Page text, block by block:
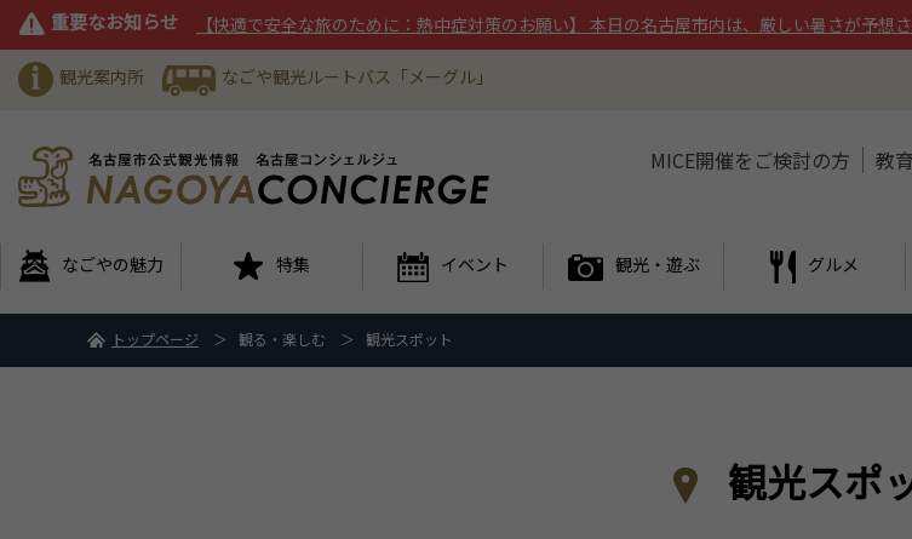
重要なお知らせ 【快適で安全な旅のために：熱中症対策のお願い】 本日の名古屋市内は、厳しい暑さが予
観光案内所 なごや観光ルートバス「メーグル」
MICE開催をご検討の方 教
なごやの魅力 特集 イベント 観光・遊ぶ グルメ
トップページ 観る・楽しむ 観光スポット
観光スポ